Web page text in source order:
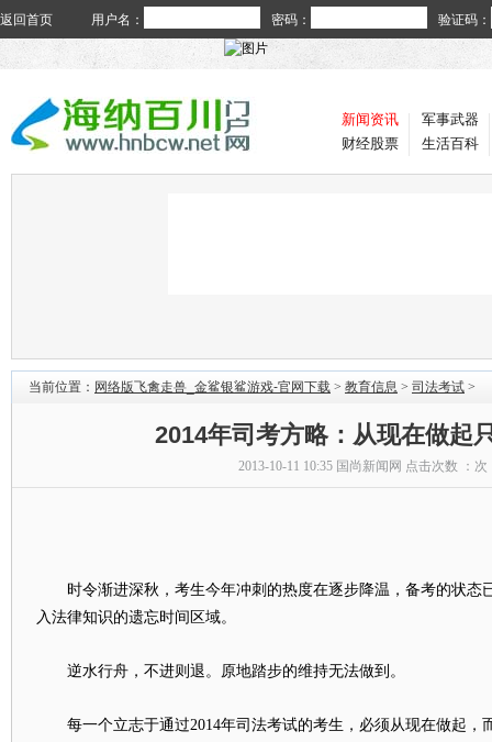
返回首页 用户名： 密码： 验证码：
新闻资讯
财经股票
军事武器
生活百科
当前位置： 网络版飞禽走兽_金鲨银鲨游戏-官网下载 > 教育信息 > 司法考试 >
2014年司考方略：从现在做起
2013-10-11 10:35 国尚新闻网 点击次数 ： 次
时令渐进深秋，考生今年冲刺的热度在逐步降温，备考的状态
入法律知识的遗忘时间区域。
逆水行舟，不进则退。原地踏步的维持无法做到。
每一个立志于通过2014年司法考试的考生，必须从现在做起，